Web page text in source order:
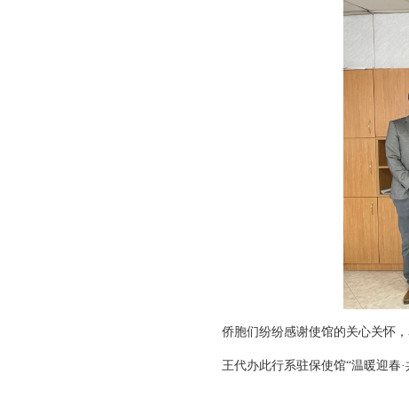
侨胞们纷纷感谢使馆的关心关怀
王代办此行系驻保使馆“温暖迎春